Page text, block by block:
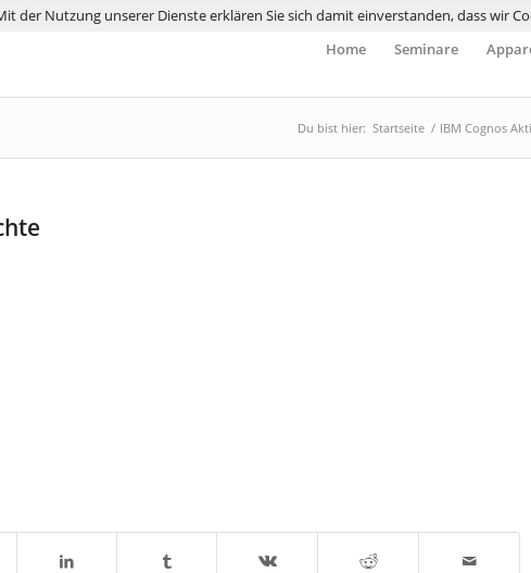
Home Seminare
Du bist hier: Startseite / IBM Cognos
der Nutzung unserer Dienste erklären Sie sich damit einverstanden, dass wir